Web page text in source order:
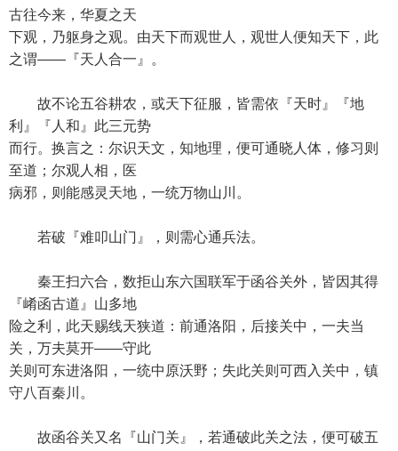
古往今来，华夏之天
下观，乃躯身之观。由天下而观世人，观世人便知天下，此
之谓——『天人合一』。
故不论五谷耕农，或天下征服，皆需依『天时』『地
利』『人和』此三元势
而行。换言之：尔识天文，知地理，便可通晓人体，修习则
至道；尔观人相，医
病邪，则能感灵天地，一统万物山川。
若破『难叩山门』，则需心通兵法。
秦王扫六合，数拒山东六国联军于函谷关外，皆因其得
『崤函古道』山多地
险之利，此天赐线天狭道：前通洛阳，后接关中，一夫当
关，万夫莫开——守此
关则可东进洛阳，一统中原沃野；失此关则可西入关中，镇
守八百秦川。
故函谷关又名『山门关』，若通破此关之法，便可破五